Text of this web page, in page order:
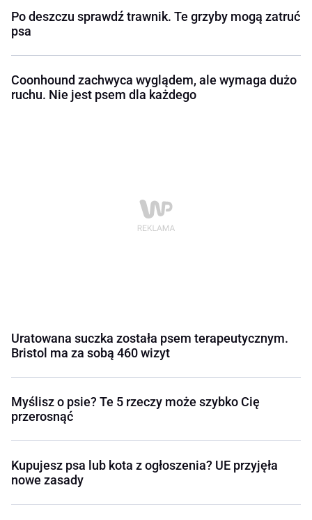
Po deszczu sprawdź trawnik. Te grzyby mogą zatruć
psa
Coonhound zachwyca wyglądem, ale wymaga dużo
ruchu. Nie jest psem dla każdego
Uratowana suczka została psem terapeutycznym.
Bristol ma za sobą 460 wizyt
Myślisz o psie? Te 5 rzeczy może szybko Cię
przerosnąć
Kupujesz psa lub kota z ogłoszenia? UE przyjęła
nowe zasady